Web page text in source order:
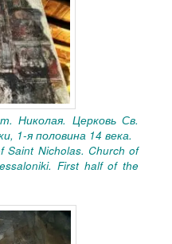
Николая. Церковь Св.
1-я половина 14века.
Saint Nicholas. Church of
First half of the